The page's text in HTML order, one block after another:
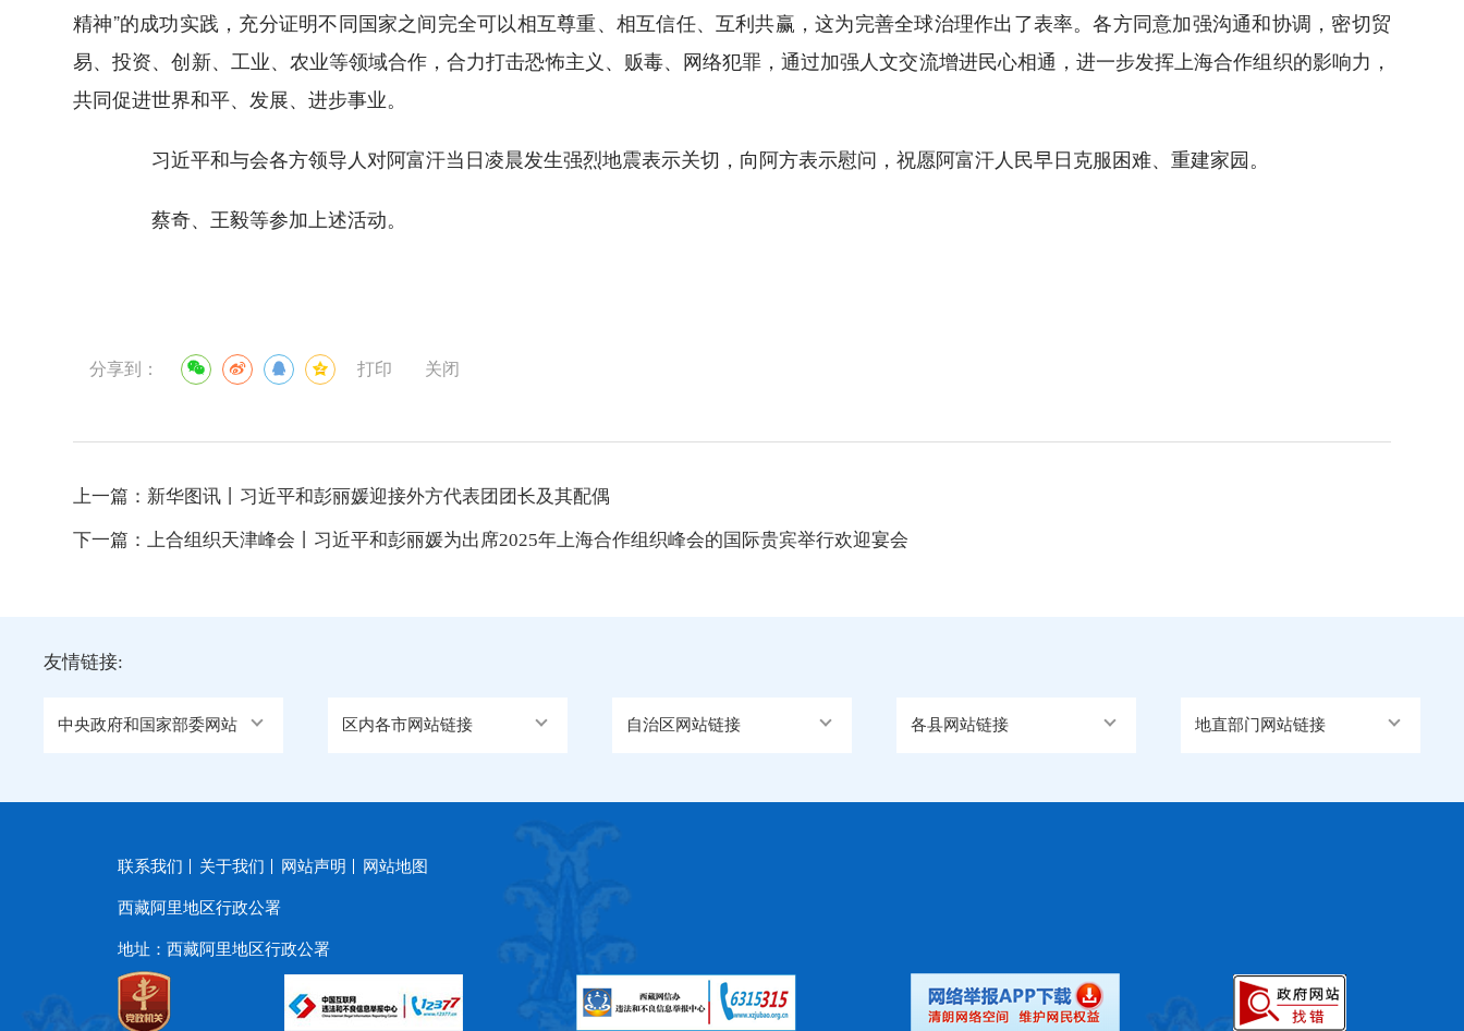
精神”的成功实践，充分证明不同国家之间完全可以相互尊重、相互信任、互利共赢，这为完善全球治理作出了表率。各方同意加强沟通和协调，密切贸
易、投资、创新、工业、农业等领域合作，合力打击恐怖主义、贩毒、网络犯罪，通过加强人文交流增进民心相通，进一步发挥上海合作组织的影响力，
共同促进世界和平、发展、进步事业。
习近平和与会各方领导人对阿富汗当日凌晨发生强烈地震表示关切，向阿方表示慰问，祝愿阿富汗人民早日克服困难、重建家园。
蔡奇、王毅等参加上述活动。
分享到： 打印 关闭
上一篇： 新华图讯丨习近平和彭丽媛迎接外方代表团团长及其配偶
下一篇： 上合组织天津峰会丨习近平和彭丽媛为出席2025年上海合作组织峰会的国际贵宾举行欢迎宴会
友情链接:
中央政府和国家部委网站 区内各市网站链接 自治区网站链接 各县网站链接 地直部门网站链接
联系我们 关于我们 网站声明 网站地图
西藏阿里地区行政公署
地址：西藏阿里地区行政公署